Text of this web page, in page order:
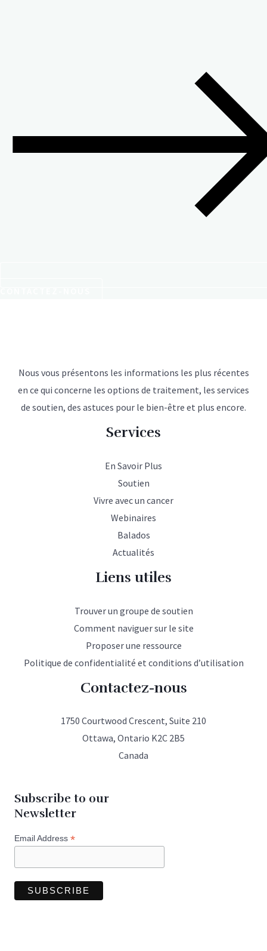
Nous vous présentons les informations les plus récentes
en ce qui concerne les options de traitement, les services
de soutien, des astuces pour le bien-être et plus encore.
Services
En Savoir Plus
Soutien
Vivre avec un cancer
Webinaires
Balados
Actualités
Liens utiles
Trouver un groupe de soutien
Comment naviguer sur le site
Proposer une ressource
Politique de confidentialité et conditions d’utilisation
Contactez-nous
1750 Courtwood Crescent, Suite 210
Ottawa, Ontario K2C 2B5
Canada
Subscribe to our
Newsletter
Email Address *